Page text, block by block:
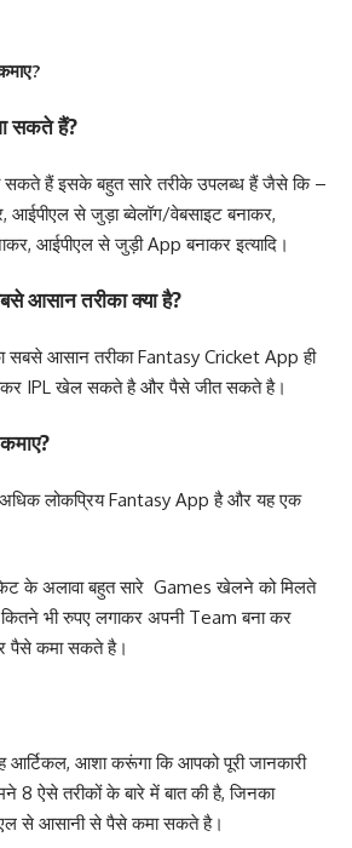
सकते हैं?
सकते हैं इसके बहुत सारे तरीके उपलब्ध हैं जैसे कि –
से जुड़ा ब्वेलॉग/वेबसाइट बनाकर,
आईपीएल से जुड़ी App बनाकर इत्यादि।
आसान तरीका क्या है?
सबसे आसान तरीका Fantasy Cricket App ही
IPL खेल सकते है और पैसे जीत सकते है।
लोकप्रिय Fantasy App है और यह एक
के अलावा बहुत सारे Games खेलने को मिलते
भी रुपए लगाकर अपनी Team बना कर
कमा सकते है।
आर्टिकल, आशा करूंगा कि आपको पूरी जानकारी
8 ऐसे तरीकों के बारे में बात की है, जिनका
से आसानी से पैसे कमा सकते है।